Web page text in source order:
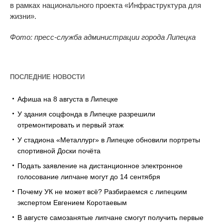
в рамках национального проекта «Инфраструктура для
жизни».
Фото: пресс-служба администрации города Липецка
ПОСЛЕДНИЕ НОВОСТИ
Афиша на 8 августа в Липецке
У здания соцфонда в Липецке разрешили
отремонтировать и первый этаж
У стадиона «Металлург» в Липецке обновили портреты
спортивной Доски почёта
Подать заявление на дистанционное электронное
голосование липчане могут до 14 сентября
Почему УК не может всё? Разбираемся с липецким
экспертом Евгением Коротаевым
В августе самозанятые липчане смогут получить первые